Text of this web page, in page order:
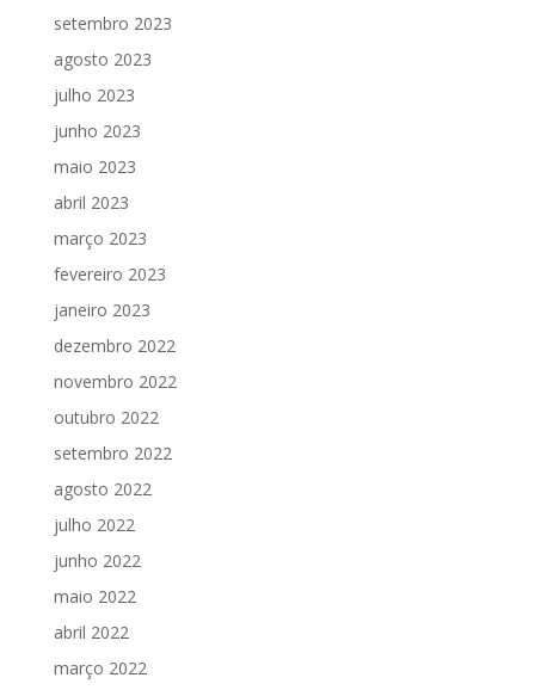
setembro 2023
agosto 2023
julho 2023
junho 2023
maio 2023
abril 2023
março 2023
fevereiro 2023
janeiro 2023
dezembro 2022
novembro 2022
outubro 2022
setembro 2022
agosto 2022
julho 2022
junho 2022
maio 2022
abril 2022
março 2022